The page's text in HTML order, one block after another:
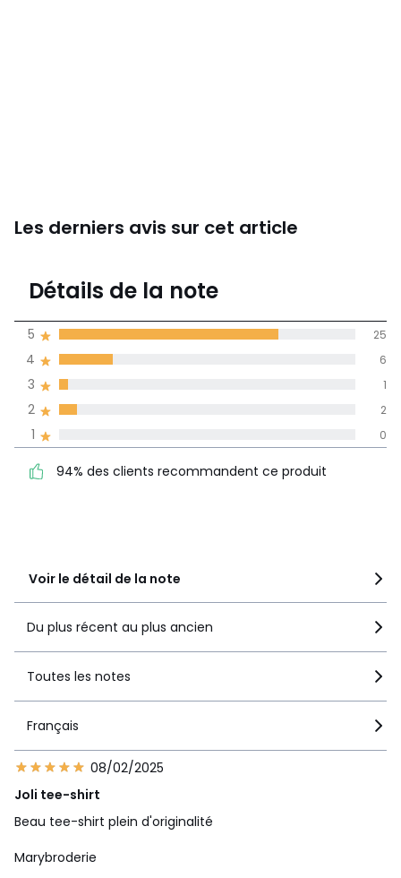
Les derniers avis sur cet article
4,6
moyenne des avis
dans toutes les
4 6
5
Voir le détail de la note
Détails de la note
1 0
2 2
3 1
4 6
5 25
94% des clients recommandent ce produit
Du plus récent au plus ancien
Toutes les notes
Français
08/02/2025
Joli tee-shirt
Beau tee-shirt plein d'originalité
Marybroderie